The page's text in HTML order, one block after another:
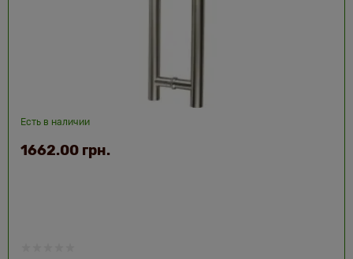
Есть в наличии
1662.00 грн.